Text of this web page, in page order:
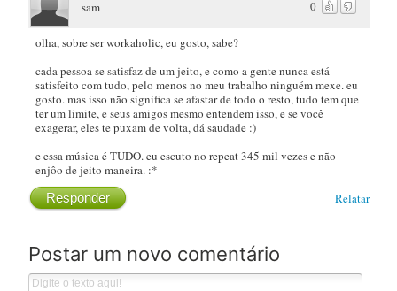
0
sam
olha, sobre ser workaholic, eu gosto, sabe?
cada pessoa se satisfaz de um jeito, e como a gente nunca está
satisfeito com tudo, pelo menos no meu trabalho ninguém mexe. eu
gosto. mas isso não significa se afastar de todo o resto, tudo tem que
ter um limite, e seus amigos mesmo entendem isso, e se você
exagerar, eles te puxam de volta, dá saudade :)
e essa música é TUDO. eu escuto no repeat 345 mil vezes e não
enjôo de jeito maneira. :*
Relatar
Responder
Postar um novo comentário